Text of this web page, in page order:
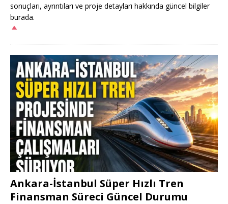
sonuçları, ayrıntıları ve proje detayları hakkında güncel bilgiler
burada.
Ankara-İstanbul Süper Hızlı Tren
Finansman Süreci Güncel Durumu